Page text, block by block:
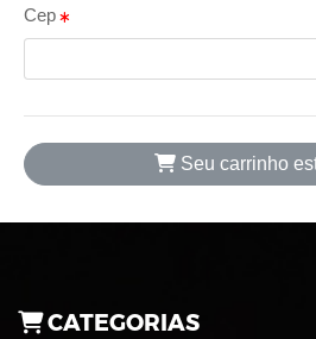
Cep
Seu carrinho
CATEGORIAS